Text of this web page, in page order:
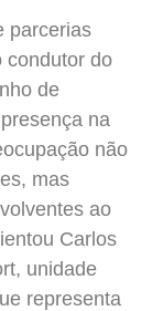
parcerias
condutor do
de
na
não
mas
ao
Carlos
unidade
representa